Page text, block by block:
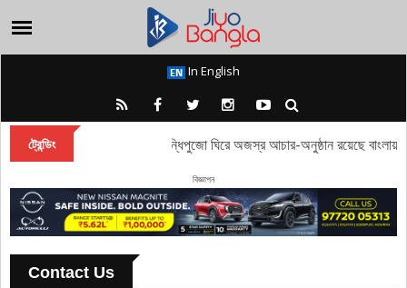
In English
ট্রেন্ডিং তাঁবি থেকে পদ্ম, সন্ধিপুজো ঘিরে অজস্র আচার-অনুষ্ঠান রয়েছে বাংলায়
বিজ্ঞাপন
Contact Us